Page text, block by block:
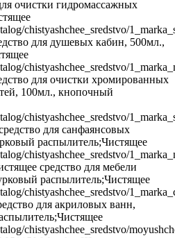
очистки гидромассажных
chistyashchee_sredstvo/
для душевых кабин, 500мл.,
chistyashchee_sredstvo/
для очистки хромированных
100мл., кнопочный
chistyashchee_sredstvo/
для санфаянсовых
распылитель;Чистящее
chistyashchee_sredstvo/
средство для мебели
распылитель;Чистящее
chistyashchee_sredstvo/
для акриловых ванн,
chistyashchee_sredstvo/